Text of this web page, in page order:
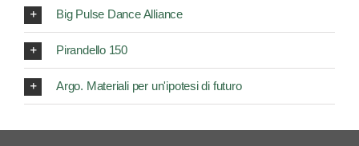
Big Pulse Dance Alliance
Pirandello 150
Argo. Materiali per un'ipotesi di futuro